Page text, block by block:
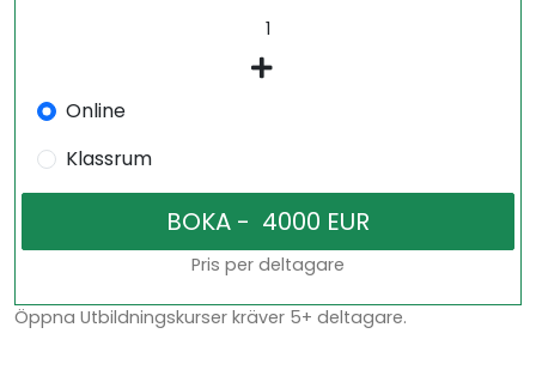
Online
Klassrum
Pris per deltagare
Öppna Utbildningskurser kräver 5+ deltagare.